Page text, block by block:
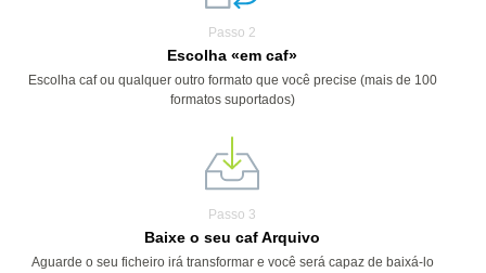
Passo 2
Escolha «em caf»
Escolha caf ou qualquer outro formato que você precise (mais de 100
formatos suportados)
Passo 3
Baixe o seu caf Arquivo
Aguarde o seu ficheiro irá transformar e você será capaz de baixá-lo